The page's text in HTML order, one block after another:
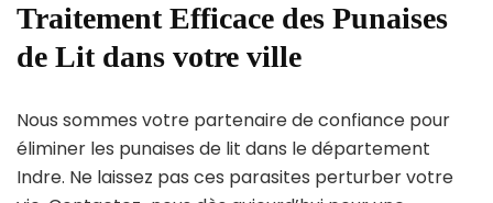
Traitement Efficace des Punaises
de Lit dans votre ville
Nous sommes votre partenaire de confiance pour
éliminer les punaises de lit dans le département
Indre. Ne laissez pas ces parasites perturber votre